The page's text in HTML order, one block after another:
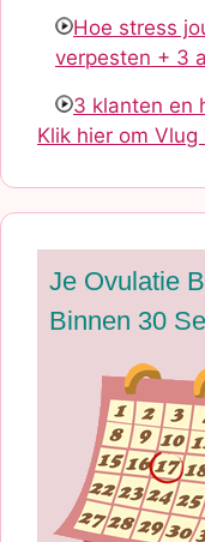
Hoe stress
verpesten + 3
3 klanten en
Klik hier om
Je Ovulatie
Binnen 30